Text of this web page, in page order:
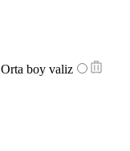
Orta boy valiz